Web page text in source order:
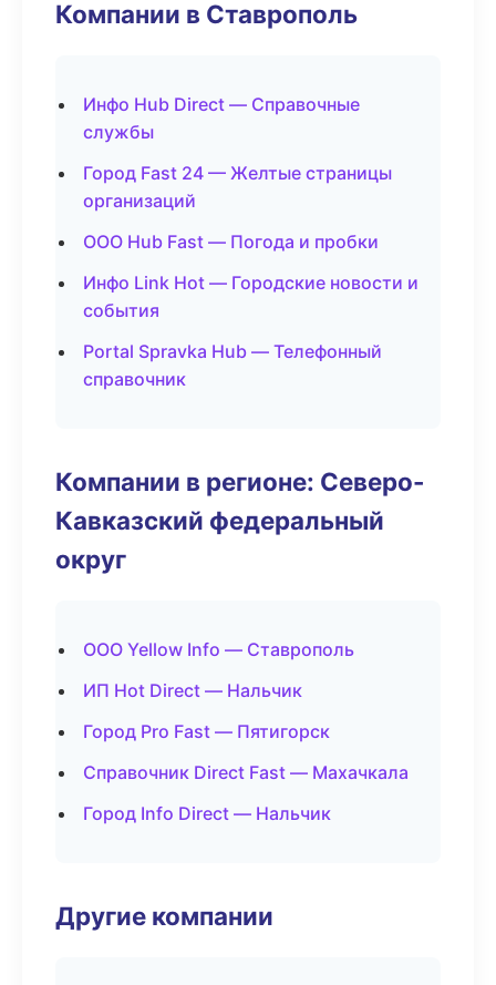
Компании в Ставрополь
Инфо Hub Direct — Справочные
службы
Город Fast 24 — Желтые страницы
организаций
ООО Hub Fast — Погода и пробки
Инфо Link Hot — Городские новости и
события
Portal Spravka Hub — Телефонный
справочник
Компании в регионе: Северо-
Кавказский федеральный
округ
ООО Yellow Info — Ставрополь
ИП Hot Direct — Нальчик
Город Pro Fast — Пятигорск
Справочник Direct Fast — Махачкала
Город Info Direct — Нальчик
Другие компании